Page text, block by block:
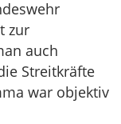
zur
auch
Streitkräfte
war objektiv